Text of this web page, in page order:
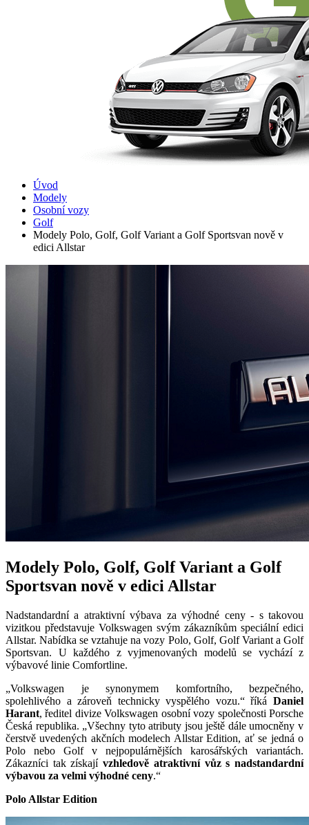
Úvod
Modely
Osobní vozy
Golf
Modely Polo, Golf, Golf Variant a Golf Sportsvan nově v
edici Allstar
Modely Polo, Golf, Golf Variant a Golf
Sportsvan nově v edici Allstar
Nadstandardní a atraktivní výbava za výhodné ceny - s takovou
vizitkou představuje Volkswagen svým zákazníkům speciální edici
Allstar. Nabídka se vztahuje na vozy Polo, Golf, Golf Variant a Golf
Sportsvan. U každého z vyjmenovaných modelů se vychází z
výbavové linie Comfortline.
„Volkswagen je synonymem komfortního, bezpečného,
spolehlivého a zároveň technicky vyspělého vozu.“ říká Daniel
Harant, ředitel divize Volkswagen osobní vozy společnosti Porsche
Česká republika. „Všechny tyto atributy jsou ještě dále umocněny v
čerstvě uvedených akčních modelech Allstar Edition, ať se jedná o
Polo nebo Golf v nejpopulárnějších karosářských variantách.
Zákazníci tak získajívzhledově atraktivní vůz s nadstandardní
výbavou za velmi výhodné ceny.“
Polo Allstar Edition